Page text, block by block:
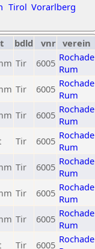
Tirol Vorarlberg
bdld vnr verein
Tir 6005 Rochade
Rum
Tir 6005 Rochade
Rum
Tir 6005 Rochade
Rum
Tir 6005 Rochade
Rum
Tir 6005 Rochade
Rum
Tir 6005 Rochade
Rum
Tir 6005 Rochade
Rum
Tir 6005 Rochade